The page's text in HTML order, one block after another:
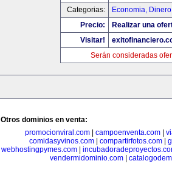
Categorias:
Economia,
Precio:
Realizar una
Visitar!
Serán consideradas
Otros dominios en venta:
promocionviral.com
campoenventa.com
comidasyvinos.com| compartirfotos.com|
webhostingpymes.com
vendermidominio.com|